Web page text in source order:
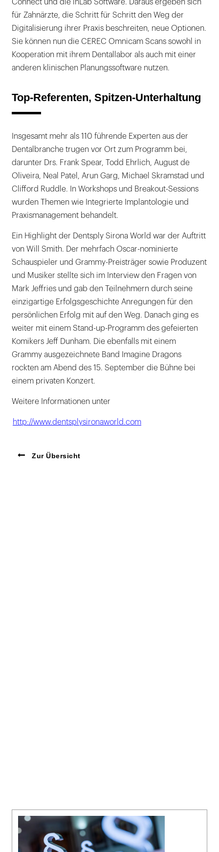
Connect und die inLab Software. Daraus ergeben sich
für Zahnärzte, die Schritt für Schritt den Weg der
Digitalisierung ihrer Praxis beschreiten, neue Optionen.
Sie können nun die CEREC Omnicam Scans sowohl in
Kooperation mit ihrem Dentallabor als auch mit einer
anderen klinischen Planungssoftware nutzen.
Top-Referenten, Spitzen-Unterhaltung
Insgesamt mehr als 110 führende Experten aus der
Dentalbranche trugen vor Ort zum Programm bei,
darunter Drs. Frank Spear, Todd Ehrlich, August de
Oliveira, Neal Patel, Arun Garg, Michael Skramstad und
Clifford Ruddle. In Workshops und Breakout-Sessions
wurden Themen wie Integrierte Implantologie und
Praxismanagement behandelt.
Ein Highlight der Dentsply Sirona World war der Auftritt
von Will Smith. Der mehrfach Oscar-nominierte
Schauspieler und Grammy-Preisträger sowie Produzent
und Musiker stellte sich im Interview den Fragen von
Mark Jeffries und gab den Teilnehmern durch seine
einzigartige Erfolgsgeschichte Anregungen für den
persönlichen Erfolg mit auf den Weg. Danach ging es
weiter mit einem Stand-up-Programm des gefeierten
Komikers Jeff Dunham. Die ebenfalls mit einem
Grammy ausgezeichnete Band Imagine Dragons
rockten am Abend des 15. September die Bühne bei
einem privaten Konzert.
Weitere Informationen unter
http://www.dentsplysironaworld.com
Zur Übersicht